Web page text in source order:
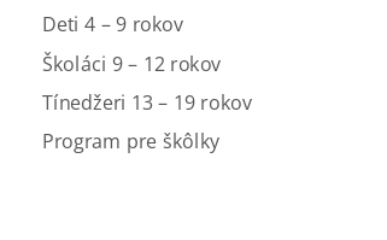
Deti 4 – 9 rokov
Školáci 9 – 12 rokov
Tínedžeri 13 – 19 rokov
Program pre škôlky